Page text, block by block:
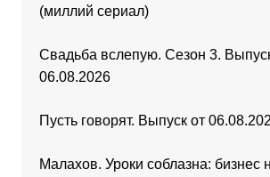
(миллий сериал)
Свадьба вслепую. Сезон 3.
06.08.2026
Пусть говорят. Выпуск от
Малахов. Уроки соблазна: бизнес